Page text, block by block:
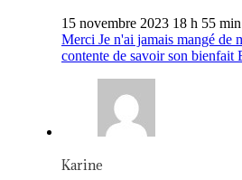
15 novembre 2023 18 h 55 min
Merci Je n'ai jamais mangé de
contente de savoir son bienfait
Karine